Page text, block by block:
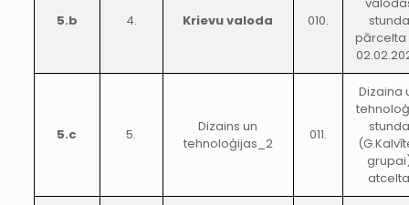
5.b 4. Krievu valoda 010.
stunda
pārcelta
5.c 5.
Dizains un
tehnoloģijas_2
011.
Dizaina
stunda